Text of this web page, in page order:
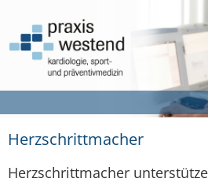
Herzschrittmacher
Herzschrittmacher